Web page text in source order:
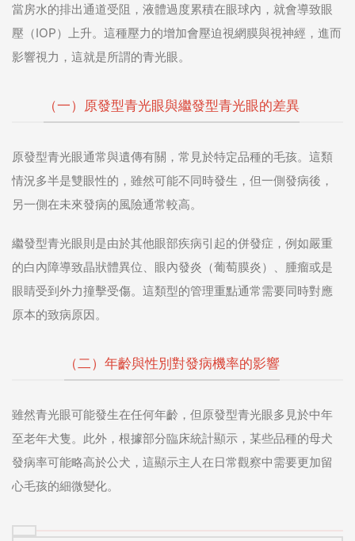
當房水的排出通道受阻，液體過度累積在眼球內，就會導致眼
壓（IOP）上升。這種壓力的增加會壓迫視網膜與視神經，進而
影響視力，這就是所謂的青光眼。
（一）原發型青光眼與繼發型青光眼的差異
原發型青光眼通常與遺傳有關，常見於特定品種的毛孩。這類
情況多半是雙眼性的，雖然可能不同時發生，但一側發病後，
另一側在未來發病的風險通常較高。
繼發型青光眼則是由於其他眼部疾病引起的併發症，例如嚴重
的白內障導致晶狀體異位、眼內發炎（葡萄膜炎）、腫瘤或是
眼睛受到外力撞擊受傷。這類型的管理重點通常需要同時對應
原本的致病原因。
（二）年齡與性別對發病機率的影響
雖然青光眼可能發生在任何年齡，但原發型青光眼多見於中年
至老年犬隻。此外，根據部分臨床統計顯示，某些品種的母犬
發病率可能略高於公犬，這顯示主人在日常觀察中需要更加留
心毛孩的細微變化。